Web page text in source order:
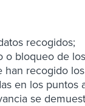
recogidos;
de los
recogido
los puntos
se